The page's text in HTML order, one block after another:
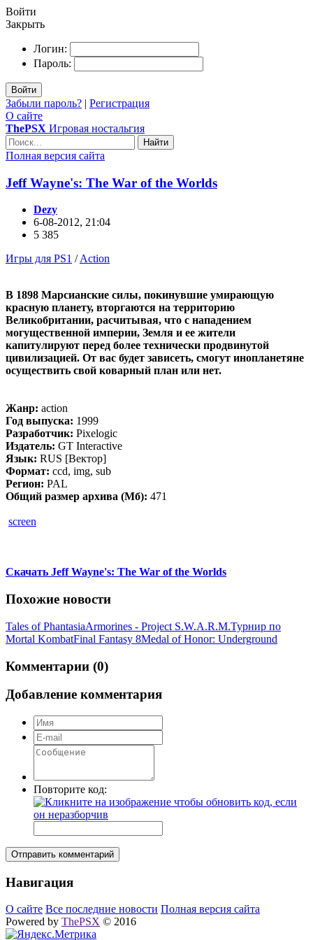
Войти
Закрыть
Логин:
Пароль:
Войти
Забыли пароль? | Регистрация
О сайте
ThePSX Игровая ностальгия
Найти
Полная версия сайта
Jeff Wayne's: The War of the Worlds
Dezy
6-08-2012, 21:04
5 385
Игры для PS1 /Action
В 1898 Марсианские силы, покинувшие умирающую
красную планету, вторгаются на территорию
Великобритании, расчитывая, что с нападением
могущественной империи, Земля и ее жители
капитулируют перед более технически продвинутой
цивилизацией. От вас будет зависеть, смогут инопланетяне
осуществить свой коварный план или нет.
Жанр: action
Год выпуска: 1999
Разработчик: Pixelogic
Издатель: GT Interactive
Язык: RUS [Вектор]
Формат: ccd, img, sub
Регион: PAL
Общий размер архива (Мб): 471
screen
Скачать Jeff Wayne's: The War of the Worlds
Похожие новости
Tales of PhantasiaArmorines - Project S.W.A.R.M.Турнир по
Mortal KombatFinal Fantasy 8Medal of Honor: Underground
Комментарии (0)
Добавление комментария
Повторите код:
Отправить комментарий
Навигация
О сайте Все последние новости Полная версия сайта
Powered by ThePSX © 2016